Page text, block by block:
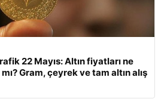
22 Mayıs: Altın fiyatları ne
Gram, çeyrek ve tam altın alış